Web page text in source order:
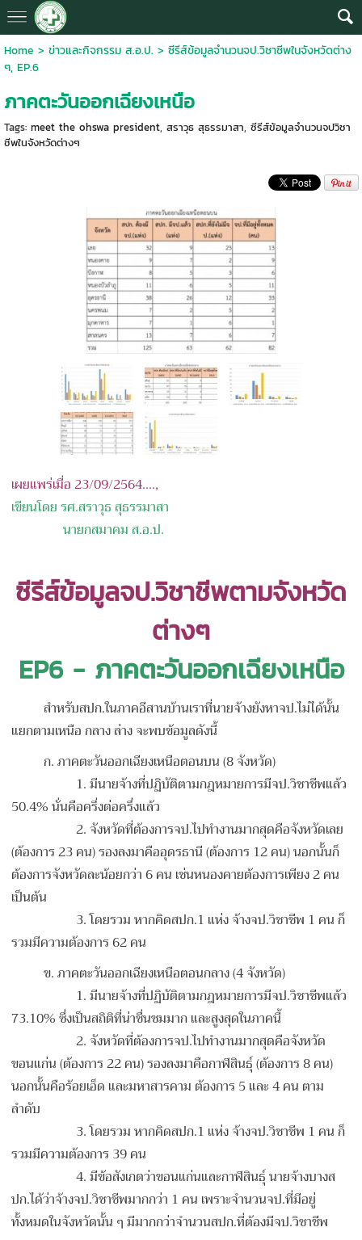
Home > ข่าวและกิจกรรม ส.อ.ป. > ซีรีส์ข้อมูลจำนวนจป.วิชาชีพในจังหวัดต่าง
ๆ, EP.6
ภาคตะวันออกเฉียงเหนือ
Tags: meet the ohswa president, สราวุธ สุธรรมาสา, ซีรีส์ข้อมูลจำนวนจปวิชา
ชีพในจังหวัดต่างๆ
เผยแพร่เมื่อ 23/09/2564....,
เขียนโดย รศ.สราวุธ สุธรรมาสา
นายกสมาคม ส.อ.ป.
ซีรีส์ข้อมูลจป.วิชาชีพตามจังหวัด
ต่างๆ
EP6 - ภาคตะวันออกเฉียงเหนือ
สำหรับสปก.ในภาคอีสานบ้านเราที่นายจ้างยังหาจป.ไม่ได้นั้น
แยกตามเหนือ กลาง ล่าง จะพบข้อมูลดังนี้
ก. ภาคตะวันออกเฉียงเหนือตอนบน (8 จังหวัด)
1. มีนายจ้างที่ปฏิบัติตามกฎหมายการมีจป.วิชาชีพแล้ว
50.4% นั่นคือครี่งต่อครึ่งแล้ว
2. จังหวัดที่ต้องการจป.ไปทำงานมากสุดคือจังหวัดเลย
(ต้องการ 23 คน) รองลงมาคืออุดรธานี (ต้องการ 12 คน) นอกนั้นก็
ต้องการจังหวัดละน้อยกว่า 6 คน เช่นหนองคายต้องการเพียง 2 คน
เป็นต้น
3. โดยรวม หากคิดสปก.1 แห่ง จ้างจป.วิชาชีพ 1 คน ก็
รวมมีความต้องการ 62 คน
ข. ภาคตะวันออกเฉียงเหนือตอนกลาง (4 จังหวัด)
1. มีนายจ้างที่ปฏิบัติตามกฎหมายการมีจป.วิชาชีพแล้ว
73.10% ซึ่งเป็นสถิติที่น่าชื่นชมมาก และสูงสุดในภาคนี้
2. จังหวัดที่ต้องการจป.ไปทำงานมากสุดคือจังหวัด
ขอนแก่น (ต้องการ 22 คน) รองลงมาคือกาฬสินธุ์ (ต้องการ 8 คน)
นอกนั้นคือร้อยเอ็ด และมหาสารคาม ต้องการ 5 และ 4 คน ตาม
ลำดับ
3. โดยรวม หากคิดสปก.1 แห่ง จ้างจป.วิชาชีพ 1 คน ก็
รวมมีความต้องการ 39 คน
4. มีข้อสังเกตว่าขอนแก่นและกาฬสินธุ์ นายจ้างบางส
ปก.ได้ว่าจ้างจป.วิชาชีพมากกว่า 1 คน เพราะจำนวนจป.ที่มีอยู่
ทั้งหมดในจังหวัดนั้น ๆ มีมากกว่าจำนวนสปก.ที่ต้องมีจป.วิชาชีพ